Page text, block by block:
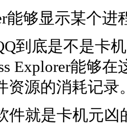
能够显示某个
到底是不是卡
Explorer能够
资源的消耗记录
件就是卡机元凶